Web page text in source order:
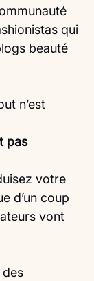
qui
beauté
n’est
pas
votre
d’un coup
vont
des